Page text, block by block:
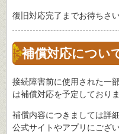
復旧対応完了までお待ちさい
補償対応につい
接続障害前に使用された一
は補償対応を予定しておりま
補償内容につきましては詳
公式サイトやアプリにござ